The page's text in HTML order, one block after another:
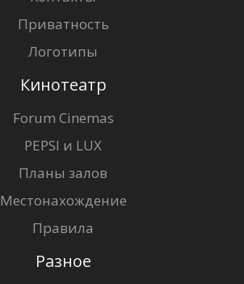
Приватность
Логотипы
Кинотеатр
Forum Cinemas
PEPSI и LUX
Планы залов
Местонахождение
Правила
Разное